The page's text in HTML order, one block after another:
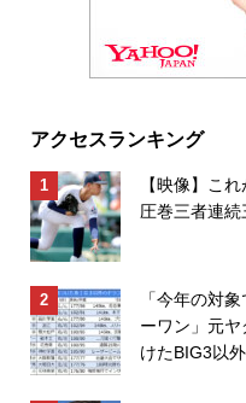
アクセスランキング
【映像】こ
圧巻三者連続
「今年の対
ーワン」元
けたBIG3以外